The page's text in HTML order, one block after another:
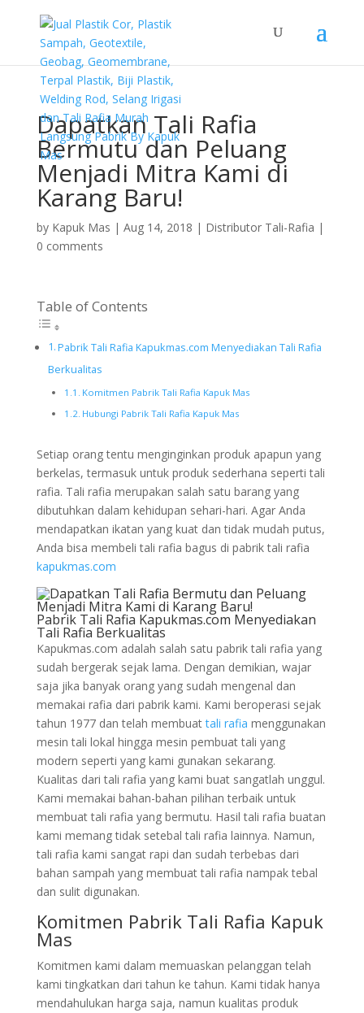
Dapatkan Tali Rafia
Bermutu dan Peluang
Menjadi Mitra Kami di
Karang Baru!
by Kapuk Mas | Aug 14, 2018 | Distributor Tali-Rafia |
0 comments
Table of Contents
Pabrik Tali Rafia Kapukmas.com Menyediakan Tali Rafia
Berkualitas
Komitmen Pabrik Tali Rafia Kapuk Mas
Hubungi Pabrik Tali Rafia Kapuk Mas
Setiap orang tentu menginginkan produk apapun yang
berkelas, termasuk untuk produk sederhana seperti tali
rafia. Tali rafia merupakan salah satu barang yang
dibutuhkan dalam kehidupan sehari-hari. Agar Anda
mendapatkan ikatan yang kuat dan tidak mudah putus,
Anda bisa membeli tali rafia bagus di pabrik tali rafia
kapukmas.com
Pabrik Tali Rafia Kapukmas.com Menyediakan
Tali Rafia Berkualitas
Kapukmas.com adalah salah satu pabrik tali rafia yang
sudah bergerak sejak lama. Dengan demikian, wajar
saja jika banyak orang yang sudah mengenal dan
memakai rafia dari pabrik kami. Kami beroperasi sejak
tahun 1977 dan telah membuattali rafia menggunakan
mesin tali lokal hingga mesin pembuat tali yang
modern seperti yang kami gunakan sekarang.
Kualitas dari tali rafia yang kami buat sangatlah unggul.
Kami memakai bahan-bahan pilihan terbaik untuk
membuat tali rafia yang bermutu. Hasil tali rafia buatan
kami memang tidak setebal tali rafia lainnya. Namun,
tali rafia kami sangat rapi dan sudah terbebas dari
bahan sampah yang membuat tali rafia nampak tebal
dan sulit digunakan.
Komitmen Pabrik Tali Rafia Kapuk
Mas
Komitmen kami dalam memuaskan pelanggan telah
kami tingkatkan dari tahun ke tahun. Kami tidak hanya
mendahulukan harga saja, namun kualitas produk